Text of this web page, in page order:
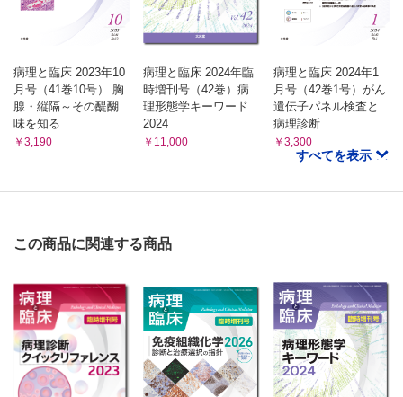
病理と臨床 2023年10
月号（41巻10号） 胸
腺・縦隔～その醍醐
味を知る
￥3,190
病理と臨床 2024年臨
時増刊号（42巻）病
理形態学キーワード
2024
￥11,000
病理と臨床 2024年1
月号（42巻1号）がん
遺伝子パネル検査と
病理診断
￥3,300
すべてを表示
この商品に関連する商品